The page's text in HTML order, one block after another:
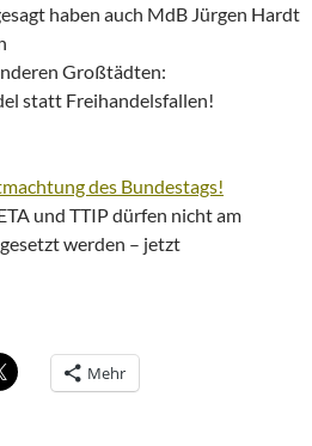
haben auch MdB Jürgen Hardt
Großtädten:
statt Freihandelsfallen!
des Bundestags!
und TTIP dürfen nicht am
werden – jetzt
Mehr